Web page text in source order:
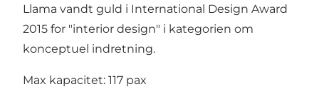
Llama vandt guld i International Design Award
2015 for "interior design" i kategorien om
konceptuel indretning.
Max kapacitet: 117 pax